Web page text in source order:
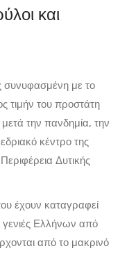
και
με το
τιμήν του προστάτη
την πανδημία, την
κέντρο της
Δυτικής
έχουν καταγραφεί
γενιές Ελλήνων από
από το μακρινό